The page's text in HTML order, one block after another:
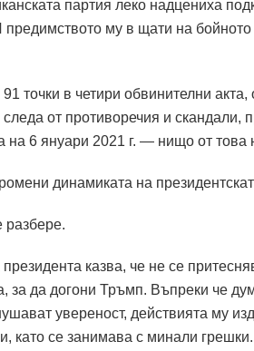
партия леко надцениха
предимството му в щати на
точки в четири обвинителни
следа от противоречия и
на 6 януари 2021 г. — нищо от това
динамиката на
разбере.
казва, че не се
за да догони Тръмп. Въпреки че
увереност, действията му
като се занимава с минали